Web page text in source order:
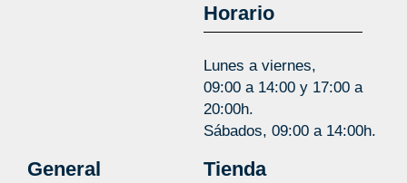
Horario
Lunes a viernes,
09:00 a 14:00 y 17:00 a
20:00h.
Sábados, 09:00 a 14:00h.
General Tienda